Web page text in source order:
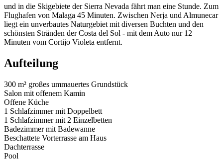
und in die Skigebiete der Sierra Nevada fährt man eine Stunde. Zum
Flughafen von Malaga 45 Minuten. Zwischen Nerja und Almunecar
liegt ein unverbautes Naturgebiet mit diversen Buchten und den
schönsten Stränden der Costa del Sol - mit dem Auto nur 12
Minuten vom Cortijo Violeta entfernt.
Aufteilung
300 m² großes ummauertes Grundstück
Salon mit offenem Kamin
Offene Küche
1 Schlafzimmer mit Doppelbett
1 Schlafzimmer mit 2 Einzelbetten
Badezimmer mit Badewanne
Beschattete Vorterrasse am Haus
Dachterrasse
Pool